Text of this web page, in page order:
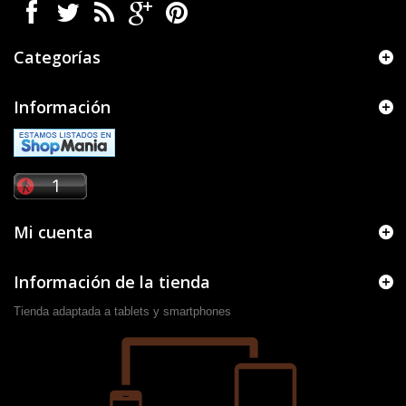
Categorías
Información
Mi cuenta
Información de la tienda
Tienda adaptada a tablets y smartphones